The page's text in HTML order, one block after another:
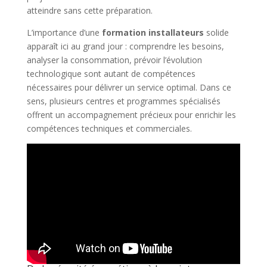
atteindre sans cette préparation.
L’importance d’une formation installateurs solide
apparaît ici au grand jour : comprendre les besoins,
analyser la consommation, prévoir l’évolution
technologique sont autant de compétences
nécessaires pour délivrer un service optimal. Dans ce
sens, plusieurs centres et programmes spécialisés
offrent un accompagnement précieux pour enrichir les
compétences techniques et commerciales.